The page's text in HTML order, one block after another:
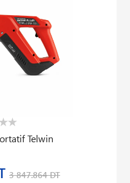
Telwin
3 847.864 DT